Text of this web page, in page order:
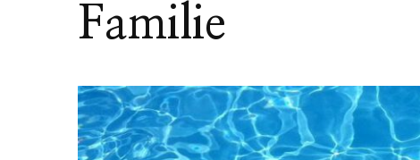
Familie